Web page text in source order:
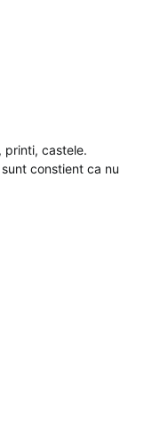
printi, castele.
constient ca nu